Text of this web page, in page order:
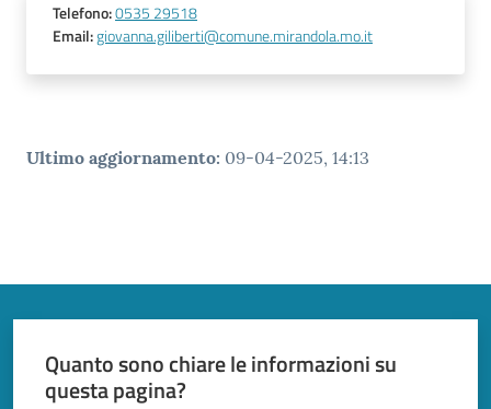
Seguici
Telefono:0535 29518
Email:giovanna.giliberti@comune.mirandola.mo.it
Ultimo aggiornamento: 09-04-2025, 14:13
Quanto sono chiare le informazioni su
questa pagina?